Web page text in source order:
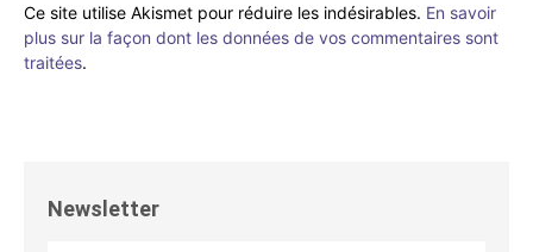
Ce site utilise Akismet pour réduire les indésirables. En savoir
plus sur la façon dont les données de vos commentaires sont
traitées.
Newsletter